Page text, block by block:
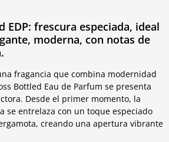
EDP: frescura especiada, ideal
moderna, con notas de
fragancia que combina modernidad
Bottled Eau de Parfum se presenta
Desde el primer momento, la
se entrelaza con un toque especiado
creando una apertura vibrante